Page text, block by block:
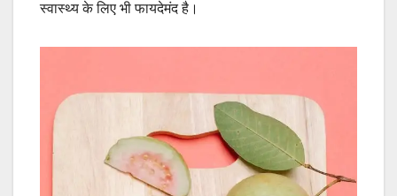
स्वास्थ्य के लिए भी फायदेमंद है।